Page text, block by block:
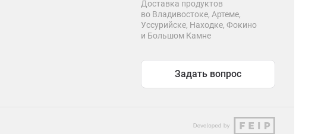
Доставка продуктов
во Владивостоке, Артеме,
Уссурийске, Находке, Фокино
и Большом Камне
Задать вопрос